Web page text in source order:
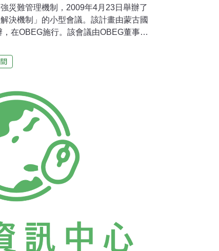
災難管理機制，2009年4月23日舉辦了
決機制」的小型會議。該計畫由蒙古國
在OBEG施行。該會議由OBEG董事
向大家介紹部份與會人士的演講內容精
」執行長，教授 R. MIJIJDDORJ：據聯
，而在2006年所更新 的統計是1990-
世紀以來統計出這麼高的氣溫上升數據在
用蒙古41家氣象局報導資料統計，1940-
1.94度上昇。1940-1975年